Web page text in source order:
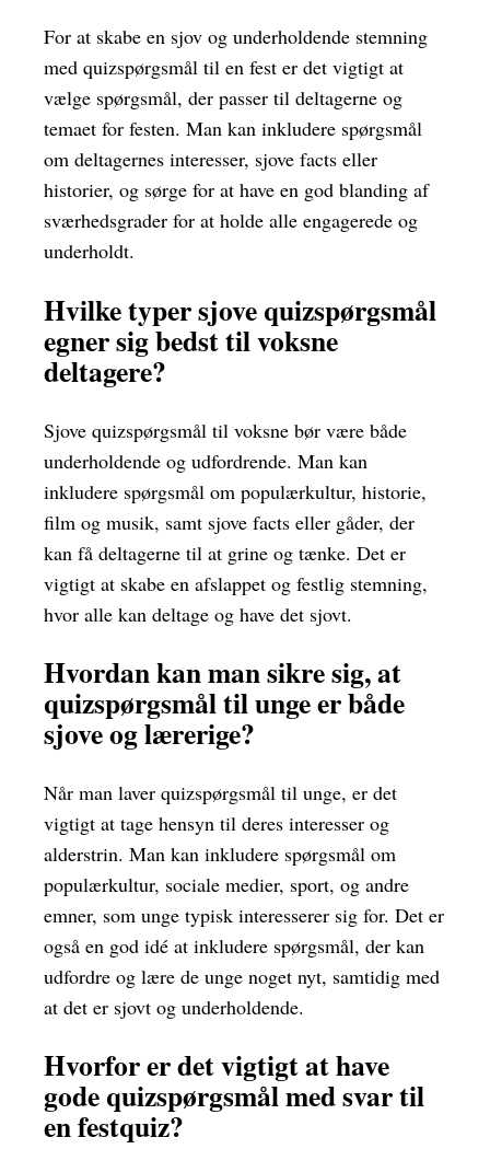
For at skabe en sjov og underholdende stemning
med quizspørgsmål til en fest er det vigtigt at
vælge spørgsmål, der passer til deltagerne og
temaet for festen. Man kan inkludere spørgsmål
om deltagernes interesser, sjove facts eller
historier, og sørge for at have en god blanding af
sværhedsgrader for at holde alle engagerede og
underholdt.
Hvilke typer sjove quizspørgsmål
egner sig bedst til voksne
deltagere?
Sjove quizspørgsmål til voksne bør være både
underholdende og udfordrende. Man kan
inkludere spørgsmål om populærkultur, historie,
film og musik, samt sjove facts eller gåder, der
kan få deltagerne til at grine og tænke. Det er
vigtigt at skabe en afslappet og festlig stemning,
hvor alle kan deltage og have det sjovt.
Hvordan kan man sikre sig, at
quizspørgsmål til unge er både
sjove og lærerige?
Når man laver quizspørgsmål til unge, er det
vigtigt at tage hensyn til deres interesser og
alderstrin. Man kan inkludere spørgsmål om
populærkultur, sociale medier, sport, og andre
emner, som unge typisk interesserer sig for. Det er
også en god idé at inkludere spørgsmål, der kan
udfordre og lære de unge noget nyt, samtidig med
at det er sjovt og underholdende.
Hvorfor er det vigtigt at have
gode quizspørgsmål med svar til
en festquiz?